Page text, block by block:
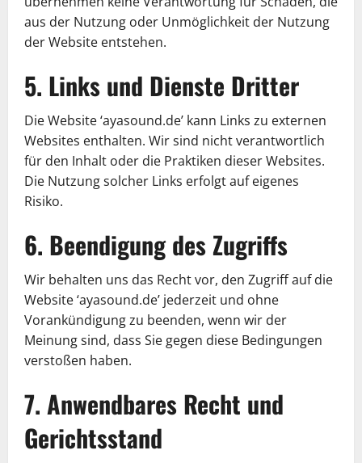
aus der Nutzung oder Unmöglichkeit der Nutzung
der Website entstehen.
5. Links und Dienste Dritter
Die Website ‘ayasound.de’ kann Links zu externen
Websites enthalten. Wir sind nicht verantwortlich
für den Inhalt oder die Praktiken dieser Websites.
Die Nutzung solcher Links erfolgt auf eigenes
Risiko.
6. Beendigung des Zugriffs
Wir behalten uns das Recht vor, den Zugriff auf die
Website ‘ayasound.de’ jederzeit und ohne
Vorankündigung zu beenden, wenn wir der
Meinung sind, dass Sie gegen diese Bedingungen
verstoßen haben.
7. Anwendbares Recht und
Gerichtsstand